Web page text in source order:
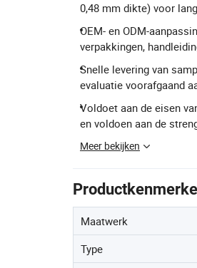
0,48 mm dikte) voor
OEM- en ODM-
verpakkingen,
Snelle levering van
evaluatie voorafgaand
Voldoet aan de eisen
en voldoen aan de
Meer bekijken
Maatwerk
Type